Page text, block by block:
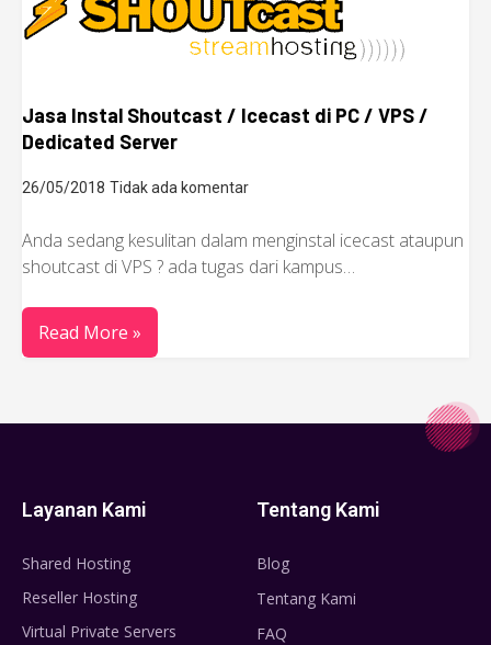
Jasa Instal Shoutcast / Icecast di PC / VPS /
Dedicated Server
26/05/2018 Tidak ada komentar
Anda sedang kesulitan dalam menginstal icecast ataupun
shoutcast di VPS ? ada tugas dari kampus…
Read More »
Layanan Kami
Shared Hosting
Reseller Hosting
Virtual Private Servers
Tentang Kami
Blog
Tentang Kami
FAQ